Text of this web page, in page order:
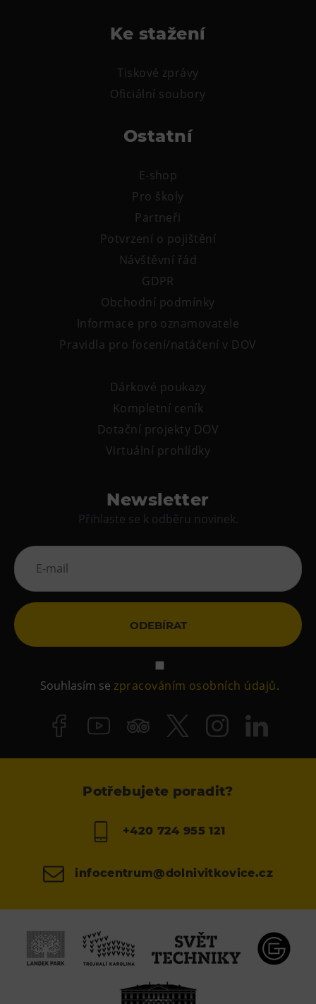
Ke stažení
Tiskové zprávy
Oficiální soubory
Ostatní
E-shop
Pro školy
Partneři
Potvrzení o pojištění
Návštěvní řád
GDPR
Obchodní podmínky
Informace pro oznamovatele
Pravidla pro focení/natáčení v DOV
Dárkové poukazy
Kompletní ceník
Dotační projekty DOV
Virtuální prohlídky
Newsletter
Přihlaste se k odběru novinek.
ODEBÍRAT
Souhlasím sezpracováním osobních údajů.
Potřebujete poradit?
+420 724 955 121
infocentrum@dolnivitkovice.cz